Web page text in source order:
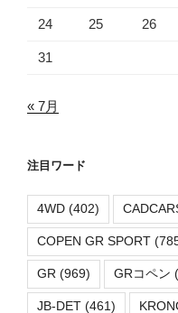
24 25 26
31
« 7月
注目ワード
4WD (402)
COPEN GR SPORT
GR (969) GRコペン
JB-DET (461)